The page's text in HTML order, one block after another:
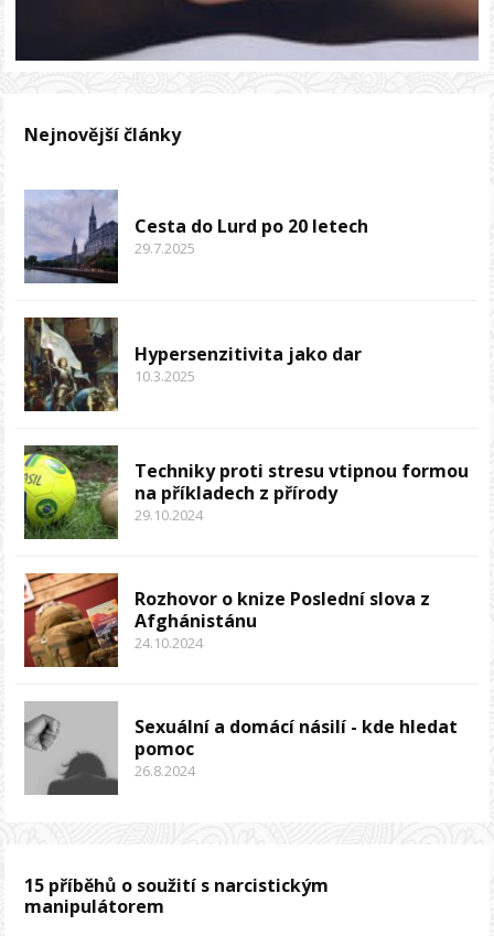
Nejnovější články
Cesta do Lurd po 20 letech
29.7.2025
Hypersenzitivita jako dar
10.3.2025
Techniky proti stresu vtipnou formou
na příkladech z přírody
29.10.2024
Rozhovor o knize Poslední slova z
Afghánistánu
24.10.2024
Sexuální a domácí násilí - kde hledat
pomoc
26.8.2024
15 příběhů o soužití s narcistickým
manipulátorem